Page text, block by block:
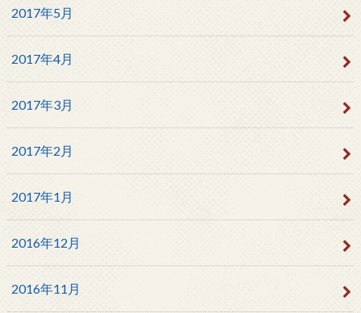
2017年5月
2017年4月
2017年3月
2017年2月
2017年1月
2016年12月
2016年11月